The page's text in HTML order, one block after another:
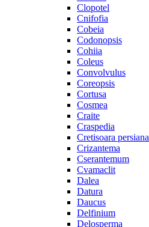
Clopotel
Cnifofia
Cobeia
Codonopsis
Cohiia
Coleus
Convolvulus
Coreopsis
Cortusa
Cosmea
Craite
Craspedia
Cretisoara persiana
Crizantema
Cserantemum
Cvamaclit
Dalea
Datura
Daucus
Delfinium
Delosperma